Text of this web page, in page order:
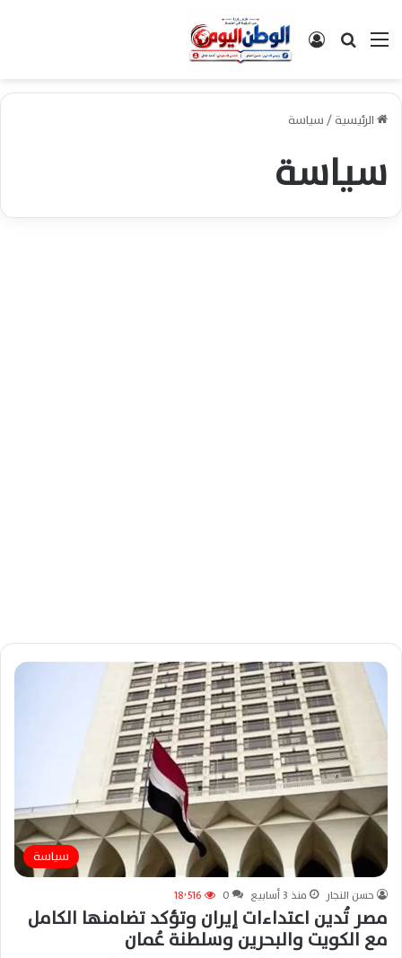
القائمةبحث عن تسجيل الدخول
الرئيسية/سياسة
سياسة
سياسة
حسن النجار منذ 3 أسابيع 0 18٬516
مصر تُدين اعتداءات إيران وتؤكد تضامنها الكامل
مع الكويت والبحرين وسلطنة عُمان